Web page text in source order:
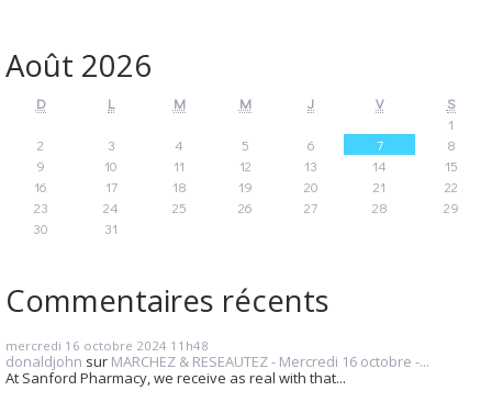
Août 2026
D L M M J V
S
1
2
3 4 5 6 7
8
9
10 11 12 13 14
15
16
17 18 19 20 21
22
23
24 25 26 27 28
29
30
31
Commentaires récents
mercredi 16 octobre 2024 11h48
donaldjohn sur MARCHEZ & RESEAUTEZ - Mercredi 16 octobre -...
At Sanford Pharmacy, we receive as real with that...